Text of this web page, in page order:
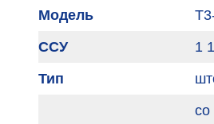
Модель
ССУ
1
Тип